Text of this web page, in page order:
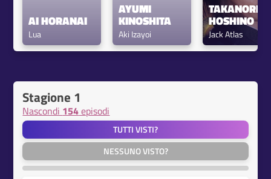
AI HORANAI
Lua
AYUMI
KINOSHITA
Aki Izayoi
TAKANORI
HOSHINO
Jack Atlas
Stagione 1
Nascondi 154episodi
TUTTI VISTI?
NESSUNO VISTO?